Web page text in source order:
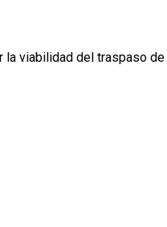
viabilidad del traspaso